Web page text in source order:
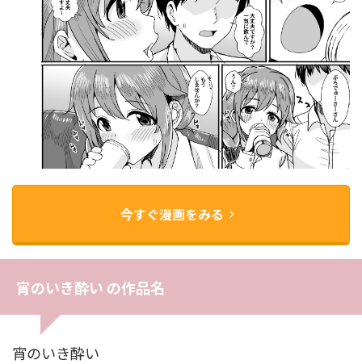
今すぐ漫画をみる
宵のいき酔い の作品名
宵のいき酔い